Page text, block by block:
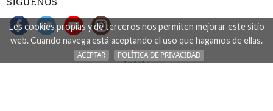
Les cookies propias y de terceros nos permiten mejorar este sitio
web. Cuando navega está aceptando el uso que hagamos de ellas.
ACEPTAR POLÍTICA DE PRIVACIDAD
inicio